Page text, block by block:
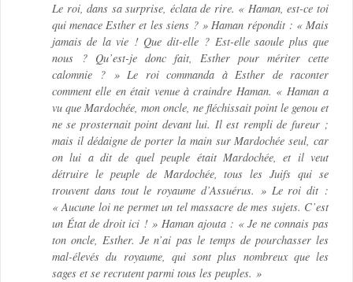
Le roi, dans sa surprise, éclata de rire. « Haman, est-ce toi
qui menace Esther et les siens ? » Haman répondit : « Mais
jamais de la vie ! Que dit-elle ? Est-elle saoule plus que
nous ? Qu’est-je donc fait, Esther pour mériter cette
calomnie ? » Le roi commanda à Esther de raconter
comment elle en était venue à craindre Haman. « Haman a
vu que Mardochée, mon oncle, ne fléchissait point le genou et
ne se prosternait point devant lui. Il est rempli de fureur ;
mais il dédaigne de porter la main sur Mardochée seul, car
on lui a dit de quel peuple était Mardochée, et il veut
détruire le peuple de Mardochée, tous les Juifs qui se
trouvent dans tout le royaume d’Assuérus. » Le roi dit :
« Aucune loi ne permet un tel massacre de mes sujets. C’est
un État de droit ici ! » Haman ajouta : « Je ne connais pas
ton oncle, Esther. Je n’ai pas le temps de pourchasser les
mal-élevés du royaume, qui sont plus nombreux que les
sages et se recrutent parmi tous les peuples. »